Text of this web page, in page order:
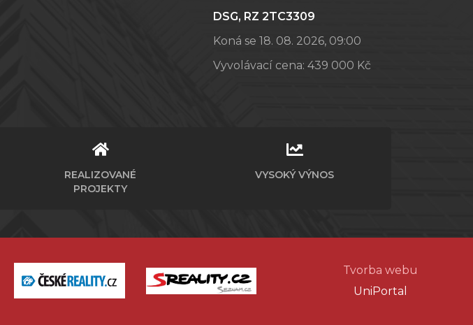
DSG, RZ 2TC3309
Koná se 18. 08. 2026, 09:00
Vyvolávací cena: 439 000 Kč
REALIZOVANÉ
PROJEKTY
VYSOKÝ VÝNOS
Tvorba webu
UniPortal